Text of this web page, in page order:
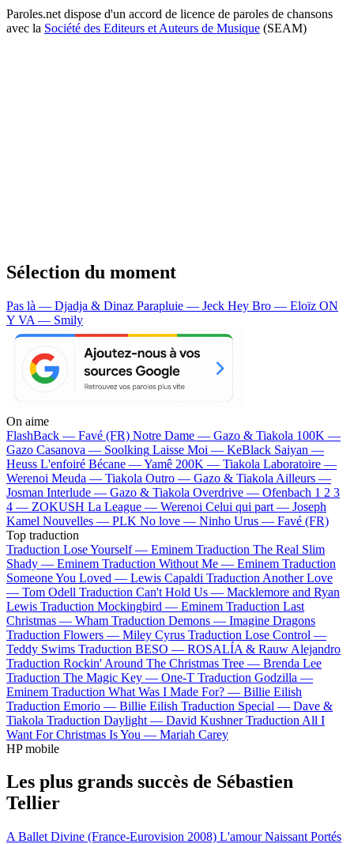
Paroles.net dispose d'un accord de licence de paroles de chansons
avec la Société des Editeurs et Auteurs de Musique (SEAM)
Sélection du moment
Pas là — Djadja & Dinaz Parapluie — Jeck Hey Bro — Eloïz ON
Y VA — Smily
On aime
FlashBack — Favé (FR) Notre Dame — Gazo & Tiakola 100K —
Gazo Casanova — Soolking Laisse Moi — KeBlack Saiyan —
Heuss L'enfoiré Bécane —Yamê 200K — Tiakola Laboratoire —
Werenoi Meuda — Tiakola Outro — Gazo & Tiakola Ailleurs —
Josman Interlude — Gazo & Tiakola Overdrive — Ofenbach 1 2 3
4 — ZOKUSH La League — Werenoi Celui qui part — Joseph
Kamel Nouvelles — PLK No love — Ninho Urus — Favé (FR)
Top traduction
Traduction Lose Yourself — Eminem Traduction The Real Slim
Shady — Eminem Traduction Without Me — Eminem Traduction
Someone You Loved — Lewis Capaldi Traduction Another Love
— Tom Odell Traduction Can't Hold Us — Macklemore and Ryan
Lewis Traduction Mockingbird — Eminem Traduction Last
Christmas — Wham Traduction Demons — Imagine Dragons
Traduction Flowers — Miley Cyrus Traduction Lose Control —
Teddy Swims Traduction BESO — ROSALÍA & Rauw Alejandro
Traduction Rockin' Around The Christmas Tree — Brenda Lee
Traduction The Magic Key — One-T Traduction Godzilla —
Eminem Traduction What Was I Made For? — Billie Eilish
Traduction Emorio — Billie Eilish Traduction Special — Dave &
Tiakola Traduction Daylight — David Kushner Traduction All I
Want For Christmas Is You — Mariah Carey
HP mobile
Les plus grands succès de Sébastien
Tellier
A Ballet Divine (France-Eurovision 2008) L'amour Naissant Portés